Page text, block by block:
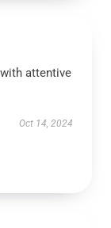
attentive
Oct 14, 2024